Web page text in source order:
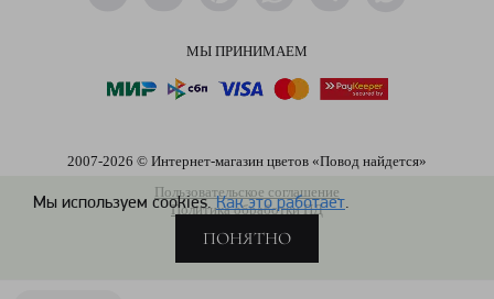
Мы используем cookies.Как это работает.
ПОНЯТНО
МЫ ПРИНИМАЕМ
2007-2026 © Интернет-магазин цветов «Повод найдется»
Пользовательское соглашение
Политика обработки ПД